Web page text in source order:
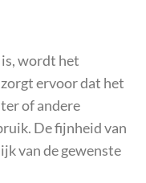
is, wordt het
ervoor dat het
of andere
De fijnheid van
van de gewenste